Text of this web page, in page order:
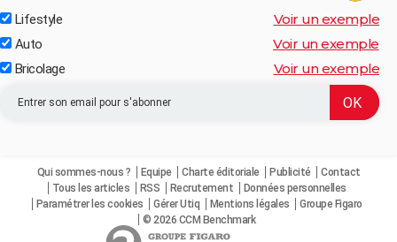
Lifestyle Voir un exemple
Auto Voir un exemple
Bricolage Voir un exemple
Qui sommes-nous ? Equipe Charte éditoriale Publicité
Contact
Tous les articles
RSS Recrutement
Données personnelles
Paramétrer les cookies
Gérer Utiq Mentions légales
Groupe Figaro
© 2026 CCM Benchmark